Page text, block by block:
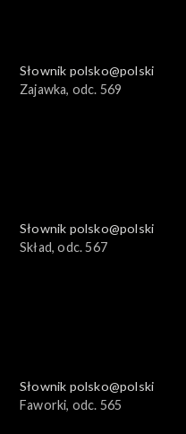
Słownik polsko@polski
Zajawka, odc. 569
Słownik polsko@polski
Skład, odc. 567
Słownik polsko@polski
Faworki, odc. 565